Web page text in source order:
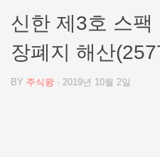
신한 제3호 스
장폐지 해산
BY 주식왕 · 2019년 10월 2일